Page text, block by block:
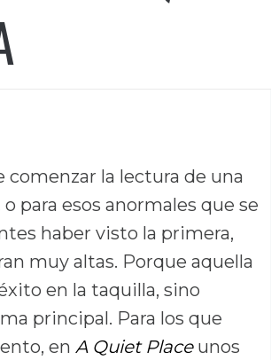
comenzar la lectura de una
para esos anormales que se
haber visto la primera,
muy altas. Porque aquella
en la taquilla, sino
principal. Para los que
en A Quiet Placeunos